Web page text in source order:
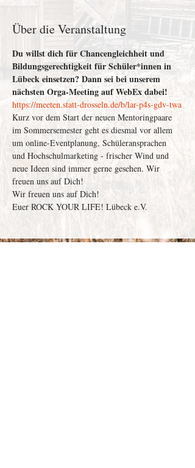
Über die Veranstaltung
Du willst dich für Chancengleichheit und
Bildungsgerechtigkeit für Schüler*innen in
Lübeck einsetzen? Dann sei bei unserem
nächsten Orga-Meeting auf WebEx dabei!
https://meeten.statt-drosseln.de/b/lar-p4s-gdv-twa
Kurz vor dem Start der neuen Mentoringpaare
im Sommersemester geht es diesmal vor allem
um online-Eventplanung, Schüleransprachen
und Hochschulmarketing - frischer Wind und
neue Ideen sind immer gerne gesehen. Wir
freuen uns auf Dich!
Wir freuen uns auf Dich!
Euer ROCK YOUR LIFE! Lübeck e.V.